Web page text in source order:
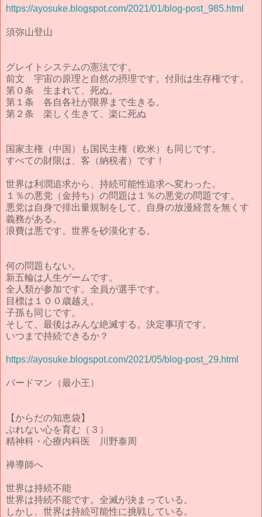
https://ayosuke.blogspot.com/2021/01/blog-post_985.html
須弥山登山
グレイトシステムの憲法です。
前文 宇宙の原理と自然の摂理です。付則は生存権です。
第０条 生まれて、死ぬ。
第１条 各自各社が限界まで生きる。
第２条 楽しく生きて、楽に死ぬ
国家主権（中国）も国民主権（欧米）も同じです。
すべての財限は、客（納税者）です！
世界は利潤追求から、持続可能性追求へ変わった。
１％の悪党（金持ち）の問題は１％の悪党の問題です。
悪党は自身で排出量規制をして、自身の放漫経営を無くす
義務がある。
浪費は悪です。世界を砂漠化する。
何の問題もない。
新五輪は人生ゲームです。
全人類が参加です。全員が選手です。
目標は１００歳越え。
子孫も同じです。
そして、最後はみんな絶滅する。決定事項です。
いつまで持続できるか？
https://ayosuke.blogspot.com/2021/05/blog-post_29.html
バードマン（最小王）
【からだの知恵袋】
ぶれない心を育む（３）
精神科・心療内科医 川野泰周
禅導師へ
世界は持続不能
世界は持続不能です。全滅が決まっている。
しかし、世界は持続可能性に挑戦している。